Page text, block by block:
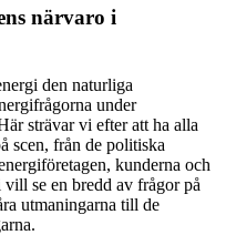
närvaro i
den naturliga
under
strävar vi efter att ha alla
scen, från de politiska
kunderna och
se en bredd av frågor på
utmaningarna till de